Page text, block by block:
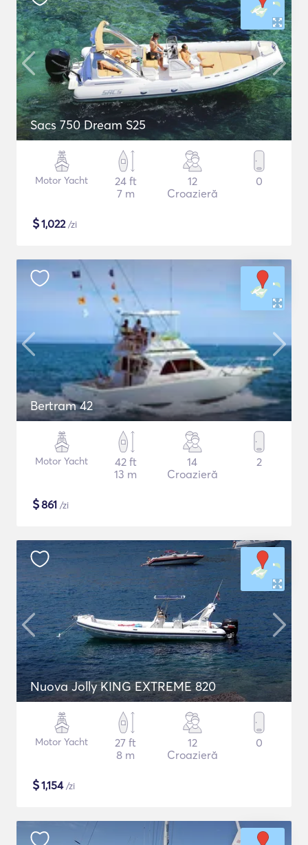
Sacs 750 Dream S25
Motor Yacht
24 ft
7 m
12
Croazieră
0
$1,022/zi
Bertram 42
Motor Yacht
42 ft
13 m
14
Croazieră
2
$861 /zi
Nuova Jolly KING EXTREME 820
Motor Yacht
27 ft
8 m
12
Croazieră
0
$1,154/zi